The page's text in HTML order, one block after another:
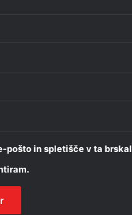
pošto in spletišče v ta